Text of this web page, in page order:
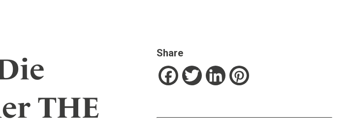
BOOK
Magazin/e
Register your Hotel
THE
Share
FacebookTwitterLinkedInPinterest